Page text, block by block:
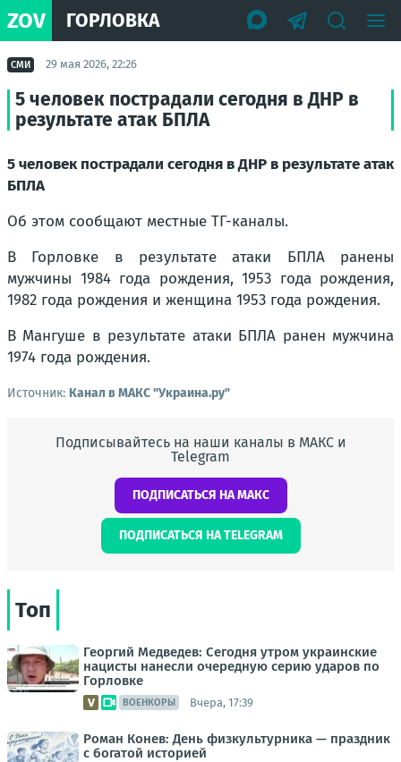
ZOV ГОРЛОВКА
СМИ 29 мая 2026, 22:26
5 человек пострадали сегодня в ДНР в
результате атак БПЛА
5 человек пострадали сегодня в ДНР в результате атак
БПЛА
Об этом сообщают местные ТГ-каналы.
В Горловке в результате атаки БПЛА ранены
мужчины 1984 года рождения, 1953 года рождения,
1982 года рождения и женщина 1953 года рождения.
В Мангуше в результате атаки БПЛА ранен мужчина
1974 года рождения.
Источник: Канал в МАКС "Украина.ру"
Подписывайтесь на наши каналы в МАКС и
Telegram
ПОДПИСАТЬСЯ НА МАКС
ПОДПИСАТЬСЯ НА TELEGRAM
Топ
Георгий Медведев: Сегодня утром украинские
нацисты нанесли очередную серию ударов по
Горловке
ВОЕНКОРЫ Вчера, 17:39
Роман Конев: День физкультурника — праздник
с богатой историей